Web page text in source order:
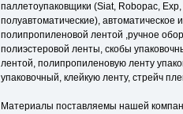
паллетоупаковщики (Siat, Robopac,
полуавтоматические), автоматическое
полипропиленовой лентой ,ручное
полиэстеровой ленты, скобы
лентой, полипропиленовую ленту
упаковочный, клейкую ленту, стрейч
Материалы поставляемы нашей